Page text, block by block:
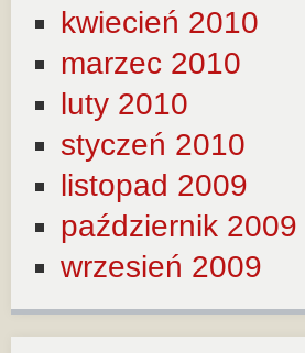
kwiecień 2010
marzec 2010
luty 2010
styczeń 2010
listopad 2009
październik 2009
wrzesień 2009